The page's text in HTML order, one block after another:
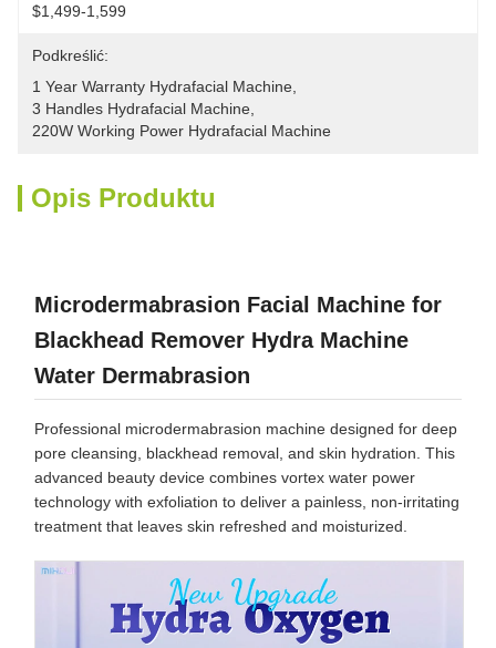
$1,499-1,599
Podkreślić:
1 Year Warranty Hydrafacial Machine
3 Handles Hydrafacial Machine
220W Working Power Hydrafacial Machine
Opis Produktu
Microdermabrasion Facial Machine for
Blackhead Remover Hydra Machine
Water Dermabrasion
Professional microdermabrasion machine designed for deep
pore cleansing, blackhead removal, and skin hydration. This
advanced beauty device combines vortex water power
technology with exfoliation to deliver a painless, non-irritating
treatment that leaves skin refreshed and moisturized.